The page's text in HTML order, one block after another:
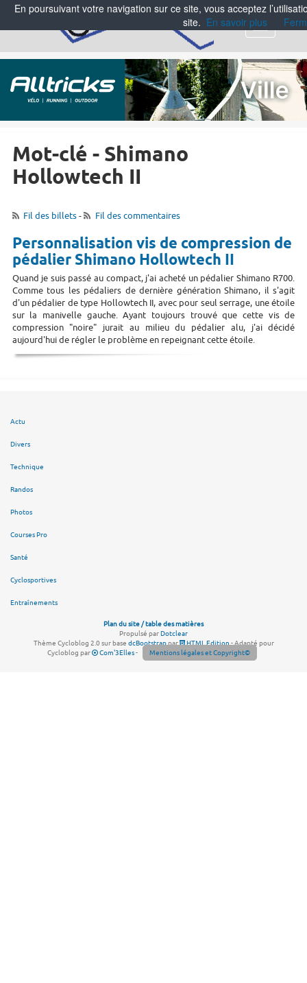
Menu
Mot-clé - Shimano
Hollowtech II
Fil des billets- Fil des commentaires
Personnalisation vis de compression de
pédalier Shimano Hollowtech II
Quand je suis passé au compact, j'ai acheté un pédalier Shimano R700.
Comme tous les pédaliers de dernière génération Shimano, il s'agit
d'un pédalier de type Hollowtech II, avec pour seul serrage, une étoile
sur la manivelle gauche. Ayant toujours trouvé que cette vis de
compression "noire" jurait au milieu du pédalier alu, j'ai décidé
aujourd'hui de régler le problème en repeignant cette étoile.
Actu
Divers
Technique
Randos
Photos
Courses Pro
Santé
Cyclosportives
Entraînements
Plan du site / table des matières
Propulsé parDotclear
Thème Cycloblog 2.0 sur base dcBootstrappar HTML Edition- Adapté pour
Cycloblog par
Com'3Elles- Mentions légales et Copyright©
En poursuivant votre navigation sur ce site, vous acceptez
site. En savoir plus